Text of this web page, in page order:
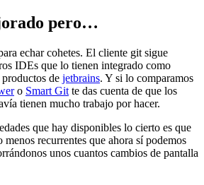
pero…
echar cohetes. El cliente git sigue
IDEs que lo tienen integrado como
de jetbrains. Y si lo comparamos
o Smart Git te das cuenta de que los
tienen mucho trabajo por hacer.
que hay disponibles lo cierto es que
menos recurrentes que ahora sí podemos
unos cuantos cambios de pantalla